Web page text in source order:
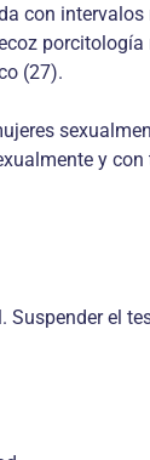
(27).
y
el